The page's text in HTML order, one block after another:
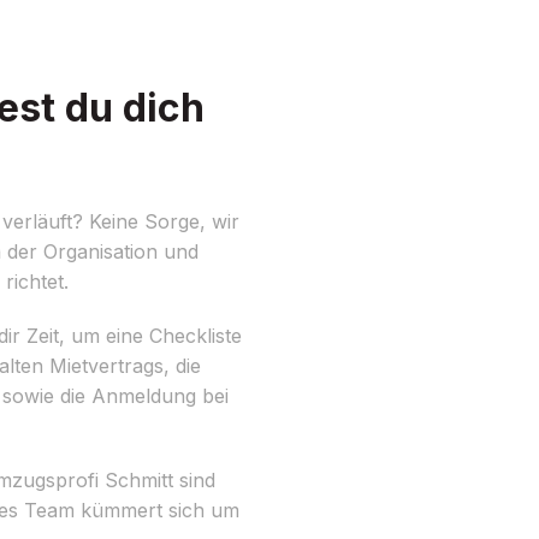
du dich
Keine Sorge, wir
Organisation und
richtet.
Zeit, um eine Checkliste
Mietvertrags, die
die Anmeldung bei
Schmitt sind
Team kümmert sich um